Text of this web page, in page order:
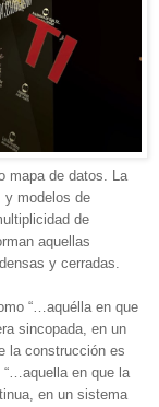
mapa de datos. La
y modelos de
de
aquellas
y cerradas.
“…aquélla en que
sincopada, en un
la construcción es
en que la
en un sistema